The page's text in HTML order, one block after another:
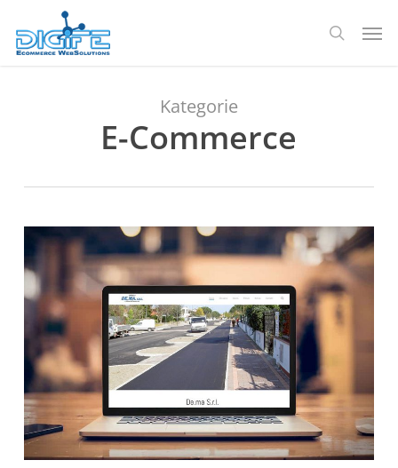
Hauptinhalt
springen
Suche
Kategorie
E-Commerce